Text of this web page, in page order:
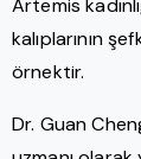
Artemis
kalıplarının
örnektir.
Dr. Guan